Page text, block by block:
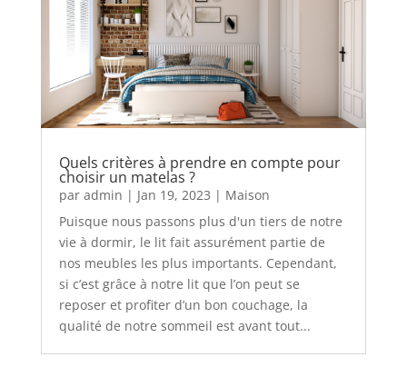
Quels critères à prendre en compte pour
choisir un matelas ?
par admin | Jan 19, 2023 | Maison
Puisque nous passons plus d'un tiers de notre
vie à dormir, le lit fait assurément partie de
nos meubles les plus importants. Cependant,
si c’est grâce à notre lit que l’on peut se
reposer et profiter d’un bon couchage, la
qualité de notre sommeil est avant tout...